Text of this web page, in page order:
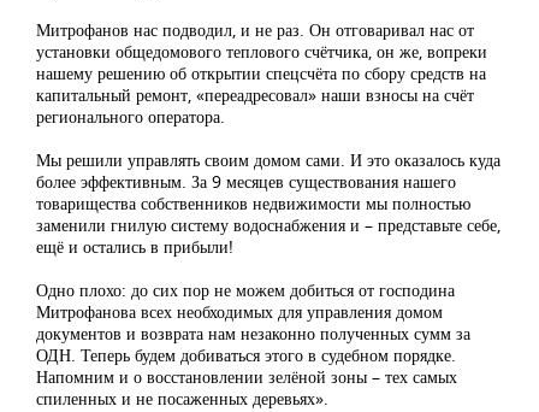
Митрофанов нас подводил, и не раз. Он отговаривал нас от
установки общедомового теплового счётчика, он же, вопреки
нашему решению об открытии спецсчёта по сбору средств на
капитальный ремонт, «переадресовал» наши взносы на счёт
регионального оператора.
Мы решили управлять своим домом сами. И это оказалось куда
более эффективным. За 9 месяцев существования нашего
товарищества собственников недвижимости мы полностью
заменили гнилую систему водоснабжения и – представьте себе,
ещё и остались в прибыли!
Одно плохо: до сих пор не можем добиться от господина
Митрофанова всех необходимых для управления домом
документов и возврата нам незаконно полученных сумм за
ОДН. Теперь будем добиваться этого в судебном порядке.
Напомним и о восстановлении зелёной зоны – тех самых
спиленных и не посаженных деревьях».